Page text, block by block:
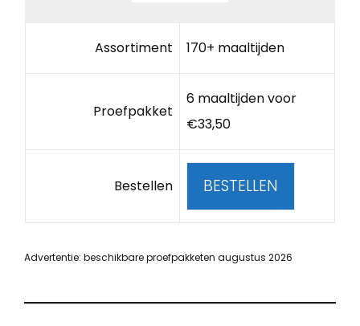
Assortiment 170+ maaltijden
Proefpakket
6 maaltijden voor
€33,50
Bestellen BESTELLEN
Advertentie: beschikbare proefpakketen augustus 2026